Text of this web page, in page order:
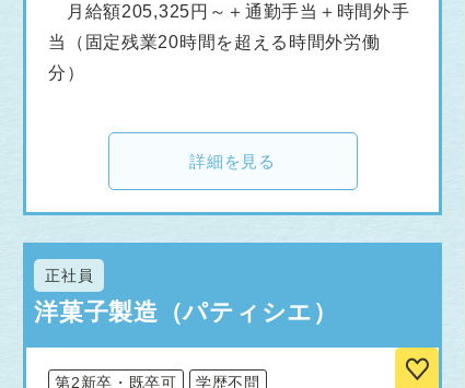
月給額205,325円～＋通勤手当＋時間外手
当（固定残業20時間を超える時間外労働
分）
詳細を見る
正社員
洋菓子製造（パティシエ）
第2新卒・既卒可 学歴不問